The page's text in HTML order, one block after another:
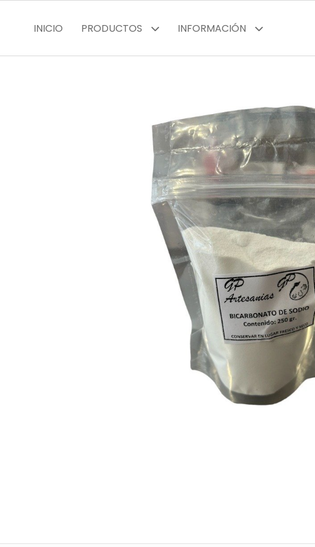
INICIO PRODUCTOS INFORMACIÓN